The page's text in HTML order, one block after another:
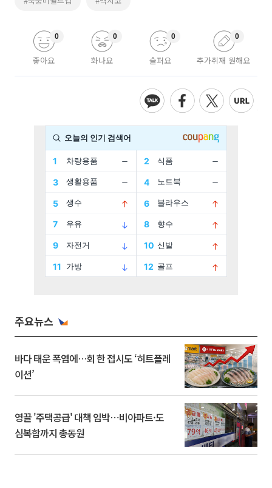
좋아요
0
화나요
0
슬퍼요
0
추가취재 원해요
0
주요뉴스
바다 태운 폭염에…회 한 접시도 ‘히트플레
이션’
영끌 '주택공급' 대책 임박⋯비아파트·도
심복합까지 총동원